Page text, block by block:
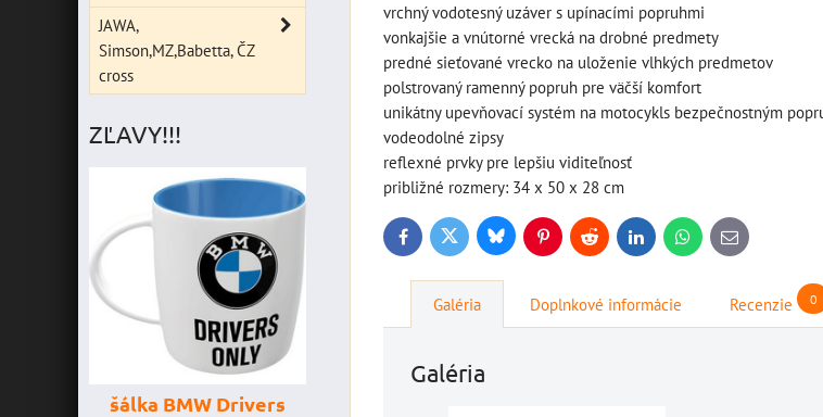
vrchný vodotesný uzáver s upínacími popruhmi
vonkajšie a vnútorné vrecká na drobné predmety
predné sieťované vrecko na uloženie vlhkých predmetov
polstrovaný ramenný popruh pre väčší komfort
unikátny upevňovací systém na motocykls bezpečnostným
vodeodolné zipsy
reflexné prvky pre lepšiu viditeľnosť
približné rozmery: 34 x 50 x 28 cm
FacebookTwitter BlueskyPinterestReddit LinkedInWhatsApp
E-
mail
Galéria Doplnkové informácie Recenzie 0
Galéria
JAWA,
Simson,MZ,Babetta, ČZ
cross
ZĽAVY!!!
šálka BMW Drivers
štartovací box s